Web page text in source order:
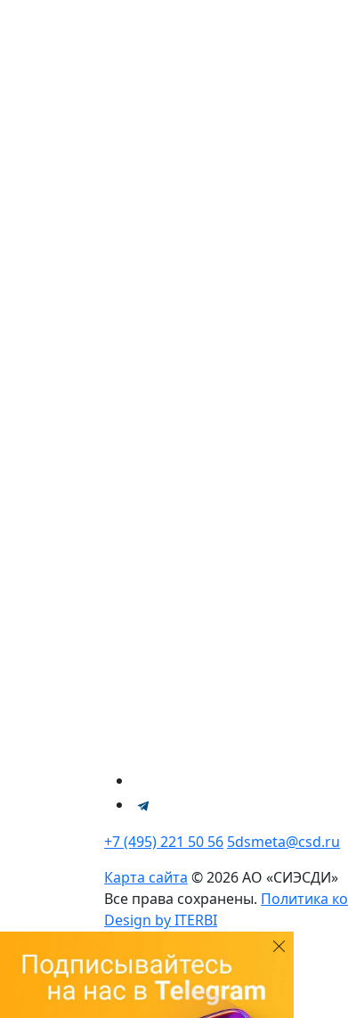
+7 (495) 221 50 56 5dsmeta@csd.ru
Карта сайта © 2026 АО «СИЭСДИ»
Все права сохранены. Политика
Design by ITERBI